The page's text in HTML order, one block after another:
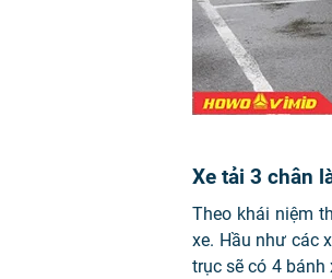
Xe tải 3 chân
Theo khái niệm
xe. Hầu như các
trục sẽ có 4